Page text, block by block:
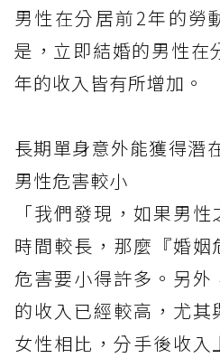
男性在分居前2年的勞
是，立即結婚的男性在
年的收入皆有所增加。
長期單身意外能獲得潛
男性危害較小
「我們發現，如果男
時間較長，那麼『婚姻
危害要小得許多。另外
的收入已經較高，尤
女性相比，分手後收